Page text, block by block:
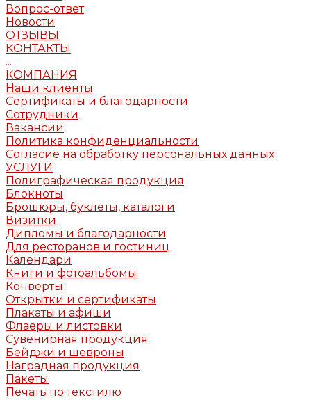
Вопрос-ответ
Новости
ОТЗЫВЫ
КОНТАКТЫ
...
КОМПАНИЯ
Наши клиенты
Сертификаты и благодарности
Сотрудники
Вакансии
Политика конфиденциальности
Согласие на обработку персональных данных
УСЛУГИ
Полиграфическая продукция
Блокноты
Брошюры, буклеты, каталоги
Визитки
Дипломы и благодарности
Для ресторанов и гостиниц
Календари
Книги и фотоальбомы
Конверты
Открытки и сертификаты
Плакаты и афиши
Флаеры и листовки
Сувенирная продукция
Бейджи и шевроны
Наградная продукция
Пакеты
Печать по текстилю